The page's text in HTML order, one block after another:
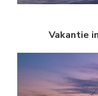
Vakantie